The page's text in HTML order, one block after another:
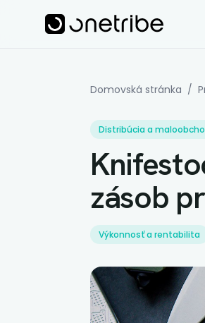
Onetribe
Domovská stránka /
Distribúcia a
zásob
Výkonnosť a rentabilita